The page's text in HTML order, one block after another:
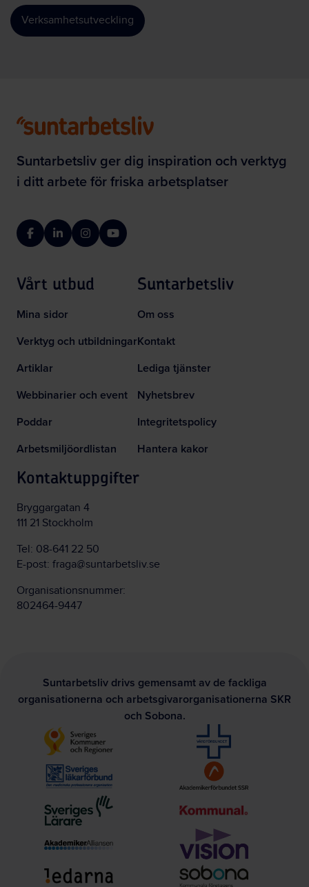
Verksamhetsutveckling
Suntarbetsliv ger dig inspiration och verktyg
i ditt arbete för friska arbetsplatser
FacebookLinkedInInstagramYouTube
Vårt utbud
Mina sidor
Verktyg och utbildningar
Artiklar
Webbinarier och event
Poddar
Arbetsmiljöordlistan
Suntarbetsliv
Om oss
Kontakt
Lediga tjänster
Nyhetsbrev
Integritetspolicy
Hantera kakor
Kontaktuppgifter
Bryggargatan 4
111 21 Stockholm
Tel: 08-641 22 50
E-post: fraga@suntarbetsliv.se
Organisationsnummer:
802464-9447
Suntarbetsliv drivs gemensamt av de fackliga
organisationerna och arbetsgivarorganisationerna SKR
och Sobona.